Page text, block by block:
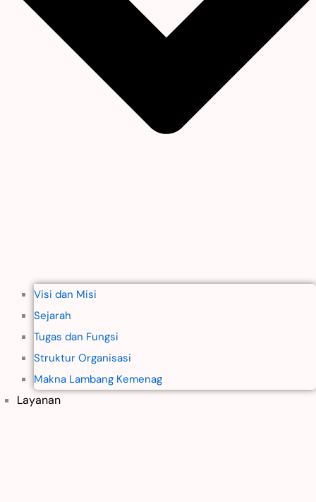
Visi dan Misi
Sejarah
Tugas dan Fungsi
Struktur Organisasi
Makna Lambang Kemenag
Layanan